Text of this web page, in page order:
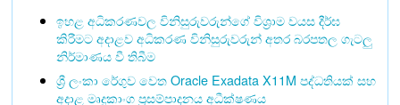
ඉහළ අධිකරණවල විනිසුරුවරුන්ගේ විශ්‍රාම වයස දීර්ඝ
කිරීමට අදාළව අධිකරණ විනිසුරුවරුන් අතර බරපතල ගැටලු
නිර්මාණය වී තිබීම
ශ්‍රී ලංකා රේගුව වෙත Oracle Exadata X11M පද්ධතියක් සහ
අදාළ මෘදුකාංග ප්‍රසම්පාදනය අධීක්ෂණය